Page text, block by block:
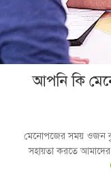
আপনি কি
মেনোপজের সময় ওজন
সহায়তা করতে আমাদের